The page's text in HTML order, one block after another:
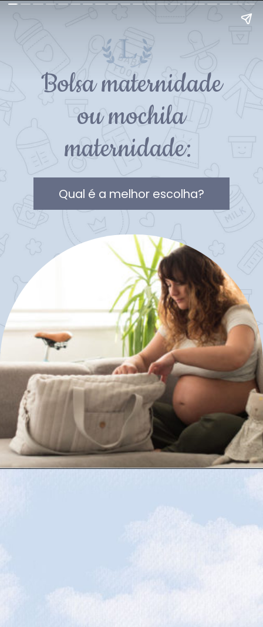
Bolsa maternidade
ou mochila
maternidade:
Qual é a melhor escolha?